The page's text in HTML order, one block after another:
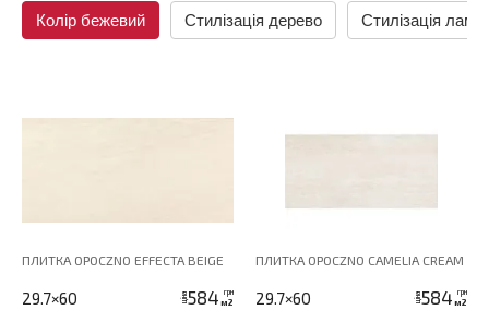
Колір бежевий Стилізація дерево Стилізація
ПЛИТКА OPOCZNO EFFECTA BEIGE
29.7×60 ціна584 грн
м2
ПЛИТКА OPOCZNO CAMELIA CREAM
29.7×60 ціна584 грн
м2